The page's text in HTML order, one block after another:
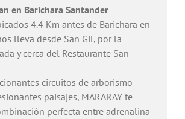
en Barichara Santander
4.4 Km antes de Barichara en
lleva desde San Gil, por la
y cerca del Restaurante San
circuitos de arborismo
paisajes, MARARAY te
perfecta entre adrenalina